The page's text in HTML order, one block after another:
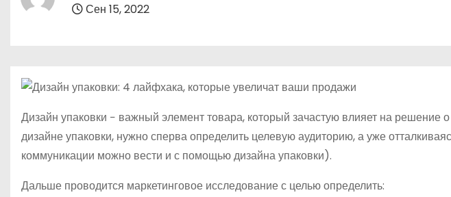
Сен 15, 2022
Дизайн упаковки − важный элемент товара, который зачастую влияет на решение
дизайне упаковки, нужно сперва определить целевую аудиторию, а уже
коммуникации можно вести и с помощью дизайна упаковки).
Дальше проводится маркетинговое исследование с целью определить: